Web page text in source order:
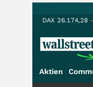
DAX 26.174,28
Aktien